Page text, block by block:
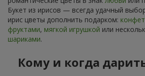
Букет из ирисов — всегда удачный
ирис цветы дополнить подарком:
фруктами, мягкой игрушкой или
шариками.
Кому и когда